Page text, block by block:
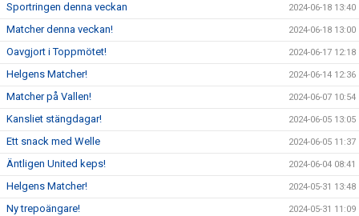
Sportringen denna veckan 2024-06-18 13:40
Matcher denna veckan! 2024-06-18 13:00
Oavgjort i Toppmötet! 2024-06-17 12:18
Helgens Matcher! 2024-06-14 12:36
Matcher på Vallen! 2024-06-07 10:54
Kansliet stängdagar! 2024-06-05 13:05
Ett snack med Welle 2024-06-05 11:37
Äntligen United keps! 2024-06-04 08:41
Helgens Matcher! 2024-05-31 13:48
Ny trepoängare! 2024-05-31 11:09